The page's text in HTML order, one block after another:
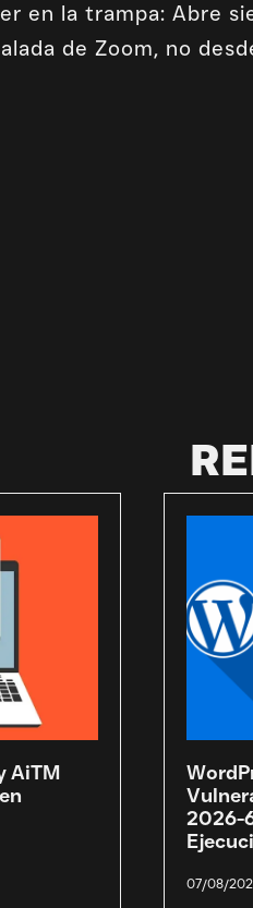
en la trampa: Abre
de Zoom, no
AiTM
2026-
07/08/